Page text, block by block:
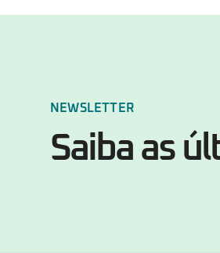
NEWSLETTER
Saiba as